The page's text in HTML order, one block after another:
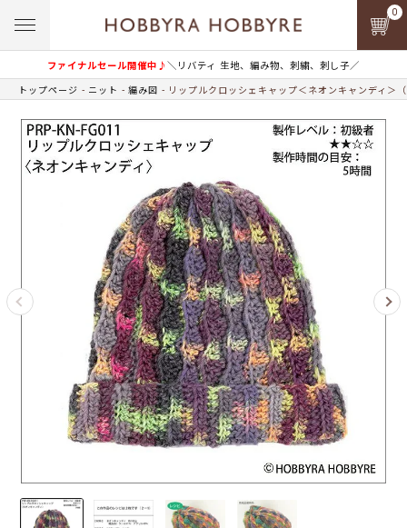
ファイナルセール開催中♪＼リバティ 生地、編み物、刺繍、刺し子／
0
トップページ ニット 編み図 リップルクロッシェキャップ＜ネオンキャンディ＞